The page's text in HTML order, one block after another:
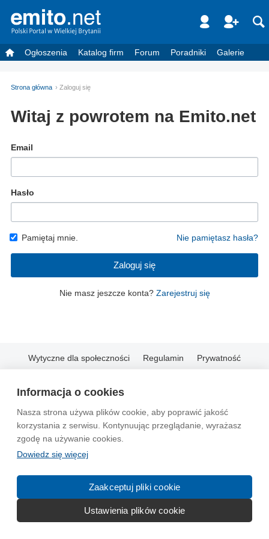
Informacja o cookies
Nasza strona używa plików cookie, aby poprawić jakość
korzystania z serwisu. Kontynuując przeglądanie, wyrażasz
zgodę na używanie cookies.
Dowiedz się więcej
Zaakceptuj pliki cookie
Ustawienia plików cookie
Ogłoszenia Katalog firm Forum Poradniki Galerie
Strona główna Zaloguj się
Witaj z powrotem na Emito.net
Email
Hasło
Pamiętaj mnie. Nie pamiętasz hasła?
Zaloguj się
Nie masz jeszcze konta? Zarejestruj się
Wytyczne dla społeczności Regulamin Prywatność
© 2004-2026 Emito.net